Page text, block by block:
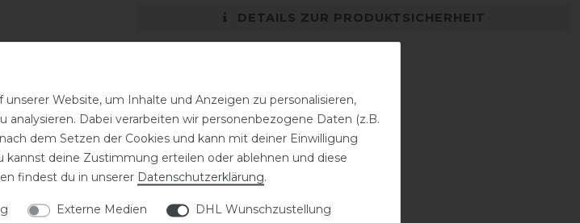
Stark
DETAILS ZUR PRODUKTSICHERHEIT
Website, um Inhalte und Anzeigen zu personalisieren,
Dabei verarbeiten wir personenbezogene Daten (z.B.
dem Setzen der Cookies und kann mit deiner Einwilligung
deine Zustimmung erteilen oder ablehnen und diese
findest du in unserer Daten­schutz­erklärung.
Externe Medien
DHL Wunschzustellung